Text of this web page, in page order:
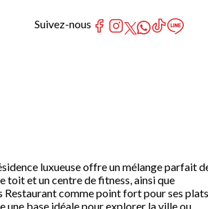
luxueuse offre un mélange parfait
toit et un centre de fitness, ainsi que
Restaurant comme point fort pour ses plats
une base idéale pour explorer la ville ou
Suivez-nous